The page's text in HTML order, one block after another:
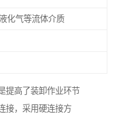
化气等流体介质
提高了装卸作业环节
接，采用硬连接方